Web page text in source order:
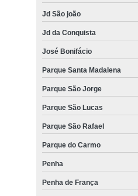
Jd São joão
Jd da Conquista
José Bonifácio
Parque Santa Madalena
Parque São Jorge
Parque São Lucas
Parque São Rafael
Parque do Carmo
Penha
Penha de França